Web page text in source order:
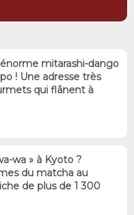
mitarashi-dango
! Une adresse très
qui flânent à
wa » à Kyoto ?
du matcha au
de plus de 1 300